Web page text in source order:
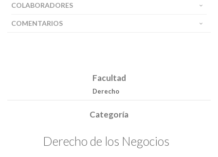
COLABORADORES
COMENTARIOS
Facultad
Derecho
Categoría
Derecho de los Negocios